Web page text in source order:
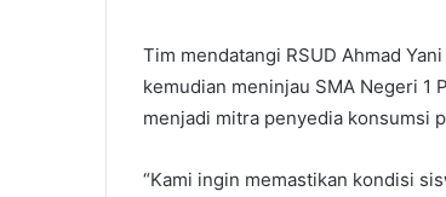
Tim mendatangi RSUD Ahmad
kemudian meninjau SMA Negeri 1
menjadi mitra penyedia konsumsi
“Kami ingin memastikan kondisi